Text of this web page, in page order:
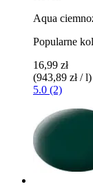
Aqua
Popularne
16,99 zł
(943,89 zł / l)
5.0 (2)